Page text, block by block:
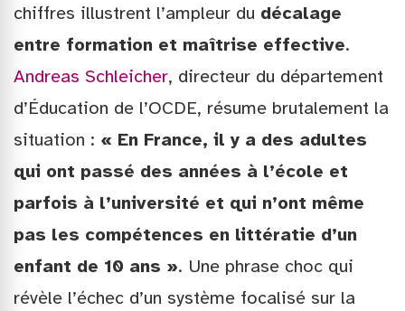
chiffres illustrent l’ampleur du décalage
entre formation et maîtrise effective.
Andreas Schleicher, directeur du département
d’Éducation de l’OCDE, résume brutalement la
situation : « En France, il y a des adultes
qui ont passé des années à l’école et
parfois à l’université et qui n’ont même
pas les compétences en littératie d’un
enfant de 10 ans ». Une phrase choc qui
révèle l’échec d’un système focalisé sur la